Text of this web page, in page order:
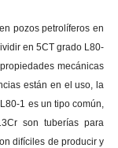
pozos petrolíferos en
en 5CT grado L80-
mecánicas
están en el uso, la
1 es un tipo común,
son tuberías para
difíciles de producir y